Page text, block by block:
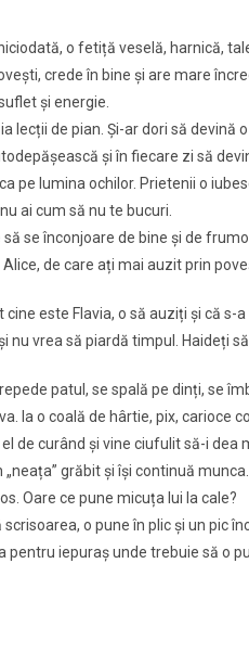
o fetiță veselă, harnică,
crede în bine și are mare
și energie.
ia lecții de pian. Și-ar dori să
și în fiecare zi să
pe lumina ochilor. Prietenii o
ai cum să nu te bucuri.
să se înconjoare de bine și de
Alice, de care ați mai auzit prin
cine este Flavia, o să auziți și că
nu vrea să piardă timpul. Haideți
patul, se spală pe dinți, se
Ia o coală de hârtie, pix, carioce
de curând și vine ciufulit să-i dea
„neața” grăbit și își continuă munca.
Oare ce pune micuța lui la cale?
scrisoarea, o pune în plic și un pic
pentru iepuraș unde trebuie să o